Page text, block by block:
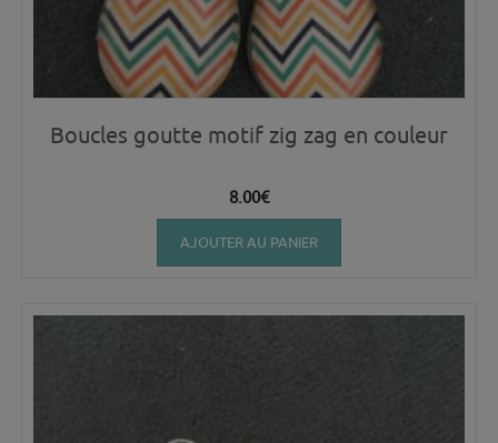
Boucles goutte motif zig zag en couleur
8.00€
AJOUTER AU PANIER